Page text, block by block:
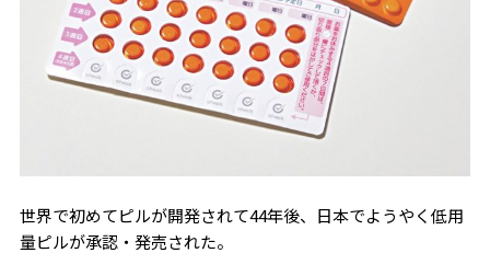
世界で初めてピルが開発されて44年後、日本でようやく低用
量ピルが承認・発売された。